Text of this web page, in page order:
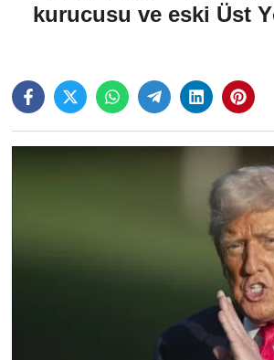
kurucusu ve eski Üst